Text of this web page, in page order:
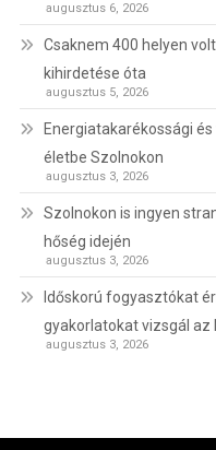
augusztus 6, 2026
Csaknem 400 helyen
kihirdetése óta
augusztus 5, 2026
Energiatakarékossági
életbe Szolnokon
augusztus 3, 2026
Szolnokon is ingyen
hőség idején
augusztus 3, 2026
Időskorú fogyasztókat
gyakorlatokat vizsgál az
augusztus 3, 2026